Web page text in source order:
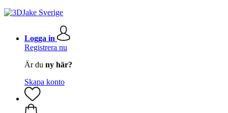
Logga in
Registrera nu
Är du ny här?
Skapa konto